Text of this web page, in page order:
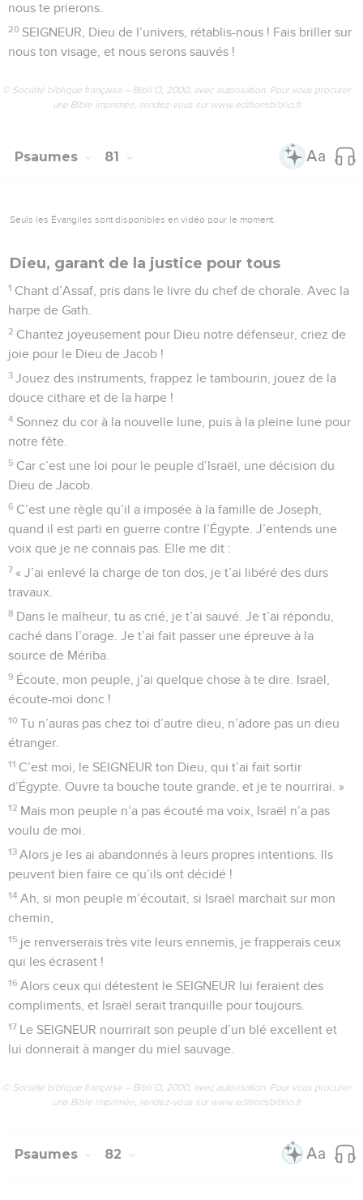
nous te prierons.
20 SEIGNEUR, Dieu de l’univers, rétablis-nous ! Fais briller sur
nous ton visage, et nous serons sauvés !
© Société biblique française – Bibli’O, 2000, avec autorisation. Pour vous procurer
une Bible imprimée, rendez-vous sur www.editionsbiblio.fr
Psaumes 81
Seuls les Évangiles sont disponibles en vidéo pour le moment.
Dieu, garant de la justice pour tous
1 Chant d’Assaf, pris dans le livre du chef de chorale. Avec la
harpe de Gath.
2 Chantez joyeusement pour Dieu notre défenseur, criez de
joie pour le Dieu de Jacob !
3 Jouez des instruments, frappez le tambourin, jouez de la
douce cithare et de la harpe !
4 Sonnez du cor à la nouvelle lune, puis à la pleine lune pour
notre fête.
5 Car c’est une loi pour le peuple d’Israël, une décision du
Dieu de Jacob.
6 C’est une règle qu’il a imposée à la famille de Joseph,
quand il est parti en guerre contre l’Égypte. J’entends une
voix que je ne connais pas. Elle me dit :
7 « J’ai enlevé la charge de ton dos, je t’ai libéré des durs
travaux.
8 Dans le malheur, tu as crié, je t’ai sauvé. Je t’ai répondu,
caché dans l’orage. Je t’ai fait passer une épreuve à la
source de Mériba.
9 Écoute, mon peuple, j’ai quelque chose à te dire. Israël,
écoute-moi donc !
10 Tu n’auras pas chez toi d’autre dieu, n’adore pas un dieu
étranger.
11 C’est moi, le SEIGNEUR ton Dieu, qui t’ai fait sortir
d’Égypte. Ouvre ta bouche toute grande, et je te nourrirai. »
12 Mais mon peuple n’a pas écouté ma voix, Israël n’a pas
voulu de moi.
13 Alors je les ai abandonnés à leurs propres intentions. Ils
peuvent bien faire ce qu’ils ont décidé !
14 Ah, si mon peuple m’écoutait, si Israël marchait sur mon
chemin,
15 je renverserais très vite leurs ennemis, je frapperais ceux
qui les écrasent !
16 Alors ceux qui détestent le SEIGNEUR lui feraient des
compliments, et Israël serait tranquille pour toujours.
17 Le SEIGNEUR nourrirait son peuple d’un blé excellent et
lui donnerait à manger du miel sauvage.
© Société biblique française – Bibli’O, 2000, avec autorisation. Pour vous procurer
une Bible imprimée, rendez-vous sur www.editionsbiblio.fr
Psaumes 82